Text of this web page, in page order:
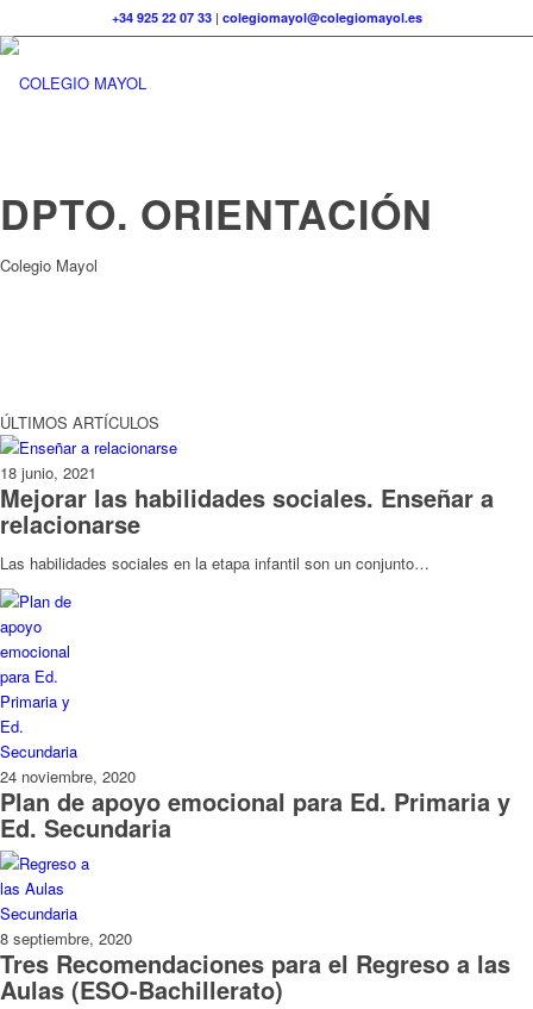
+34 925 22 07 33| colegiomayol@colegiomayol.es
DPTO. ORIENTACIÓN
Colegio Mayol
ÚLTIMOS ARTÍCULOS
18 junio, 2021
Mejorar las habilidades sociales. Enseñar a
relacionarse
Las habilidades sociales en la etapa infantil son un conjunto…
24 noviembre, 2020
Plan de apoyo emocional para Ed. Primaria y
Ed. Secundaria
8 septiembre, 2020
Tres Recomendaciones para el Regreso a las
Aulas (ESO-Bachillerato)